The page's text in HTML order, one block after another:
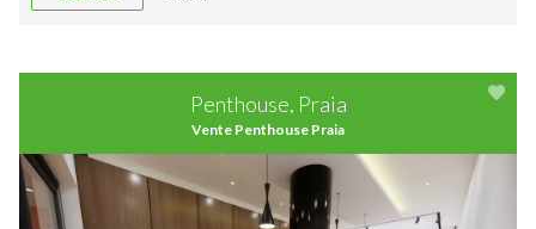
Penthouse, Praia
Vente Penthouse Praia